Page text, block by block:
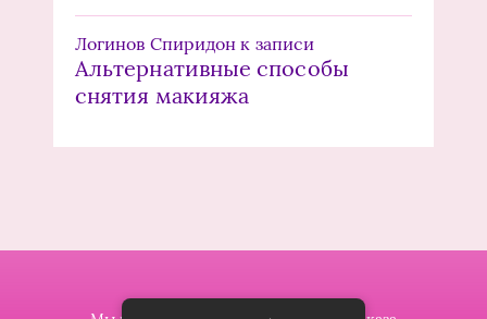
Логинов Спиридон к записи
Альтернативные способы
снятия макияжа